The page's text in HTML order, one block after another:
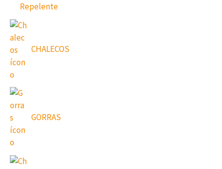
Repelente
CHALECOS
GORRAS